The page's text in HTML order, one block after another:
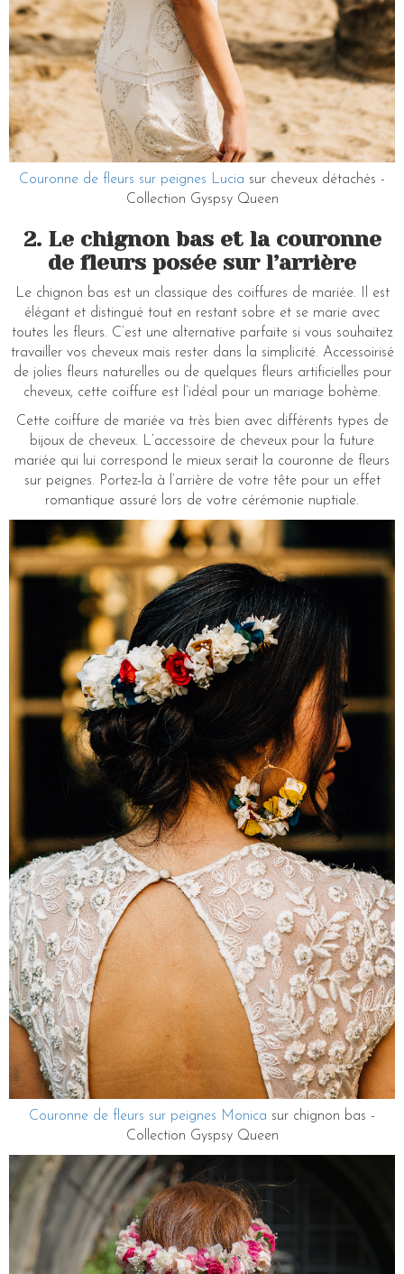
Couronne de fleurs sur peignes Lucia sur cheveux détachés -
Collection Gyspsy Queen
2. Le chignon bas et la couronne
de fleurs posée sur l’arrière
Le chignon bas est un classique des coiffures de mariée. Il est
élégant et distingué tout en restant sobre et se marie avec
toutes les fleurs. C’est une alternative parfaite si vous souhaitez
travailler vos cheveux mais rester dans la simplicité. Accessoirisé
de jolies fleurs naturelles ou de quelques fleurs artificielles pour
cheveux, cette coiffure est l’idéal pour un mariage bohème.
Cette coiffure de mariée va très bien avec différents types de
bijoux de cheveux. L’accessoire de cheveux pour la future
mariée qui lui correspond le mieux serait la couronne de fleurs
sur peignes. Portez-la à l’arrière de votre tête pour un effet
romantique assuré lors de votre cérémonie nuptiale.
Couronne de fleurs sur peignes Monica sur chignon bas -
Collection Gyspsy Queen